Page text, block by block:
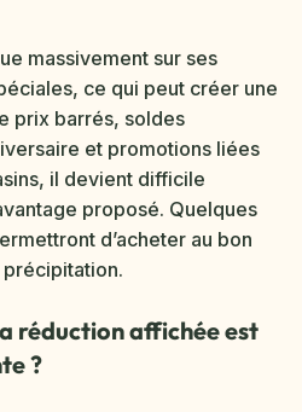
massivement sur ses
ce qui peut créer une
prix barrés, soldes
et promotions liées
il devient difficile
proposé. Quelques
d’acheter au bon
précipitation.
réduction affichée est
?